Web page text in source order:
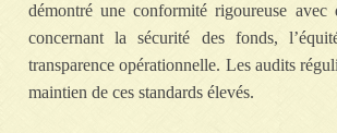
démontré une conformité rigoureuse avec
concernant la sécurité des fonds,
transparence opérationnelle. Les audits
maintien de ces standards élevés.